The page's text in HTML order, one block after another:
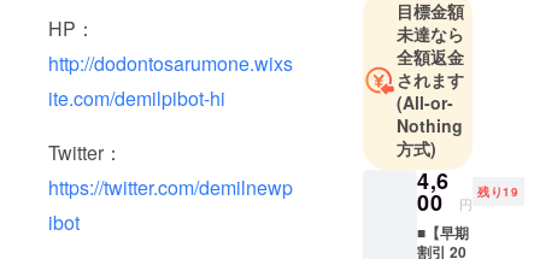
HP：
http://dodontosarumone.wixs
ite.com/demilpibot-hi
Twitter：
https://twitter.com/demilnewp
ibot
業でもグ
ループでも
応募可能な
無差別級の
企画コンペ
です。
投稿された
アイディア
を「ヴィ
レッジヴァ
目標金額
未達なら
全額返金
されます
(All-or-
Nothing
方式)
4,6
00 円
残り19
■【早期
割引 20